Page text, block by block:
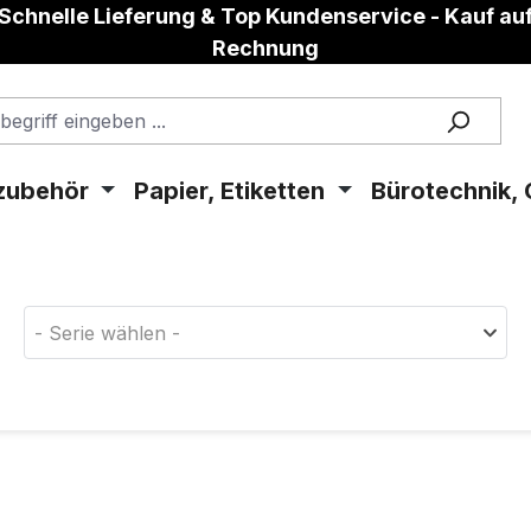
Lieferung & Top Kundenservice - Kauf
Rechnung
Papier, Etiketten Bürotechnik,
- Serie wählen -